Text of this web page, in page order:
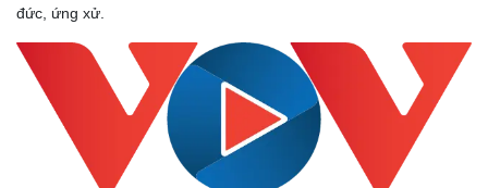
Doanh nghiệp
Thông tin doanh nghiệp
Doanh nghiệp 24h
Doanh nhân
Vì cộng đồng
Công nghệ
Sành điệu
Tin Công nghệ
Trải nghiệm
Chuyển đổi số
đức, ứng xử.